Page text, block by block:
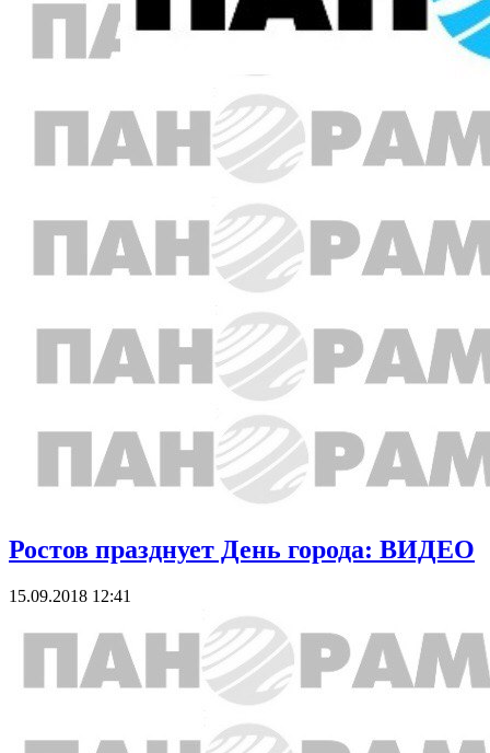
Ростов празднует День города: ВИДЕО
15.09.2018 12:41